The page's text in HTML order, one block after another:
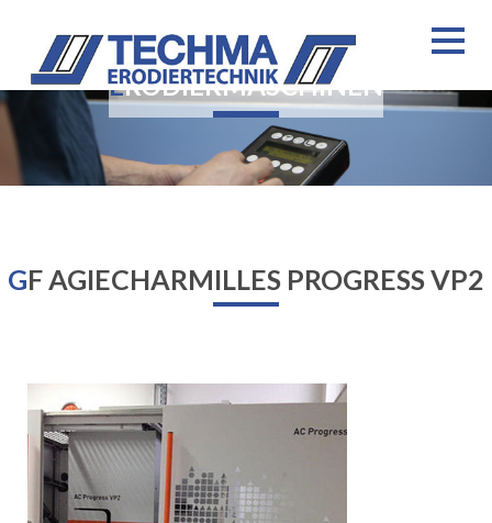
ERODIERMASCHINEN
GF AGIECHARMILLES PROGRESS VP2